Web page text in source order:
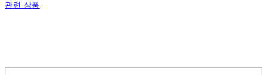
관련 상품